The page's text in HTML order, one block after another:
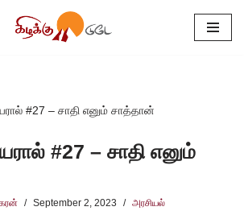
#27 – சாதி எனும் சாத்தான்
#27 – சாதி எனும்
September 2, 2023 அரசியல்